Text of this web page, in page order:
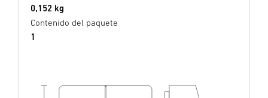
0,152 kg
Contenido del paquete
1